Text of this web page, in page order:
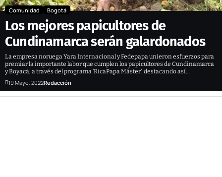
Comunidad Bogotá
Los mejores papicultores de
Cundinamarca serán galardonados
La empresa noruega Yara Internacional y Fedepapa unieron esfuerzos para
premiar la importante labor que cumplen los papicultores de Cundinamarca
y Boyacá; a través del programa ‘RicaPapa Máster’, destacando así…
19 Mayo, 2022Redacción